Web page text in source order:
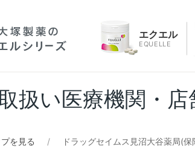
エクエル
EQUELLE
扱い医療機関・店
を見る ドラッグセイムス見沼大谷薬局(保